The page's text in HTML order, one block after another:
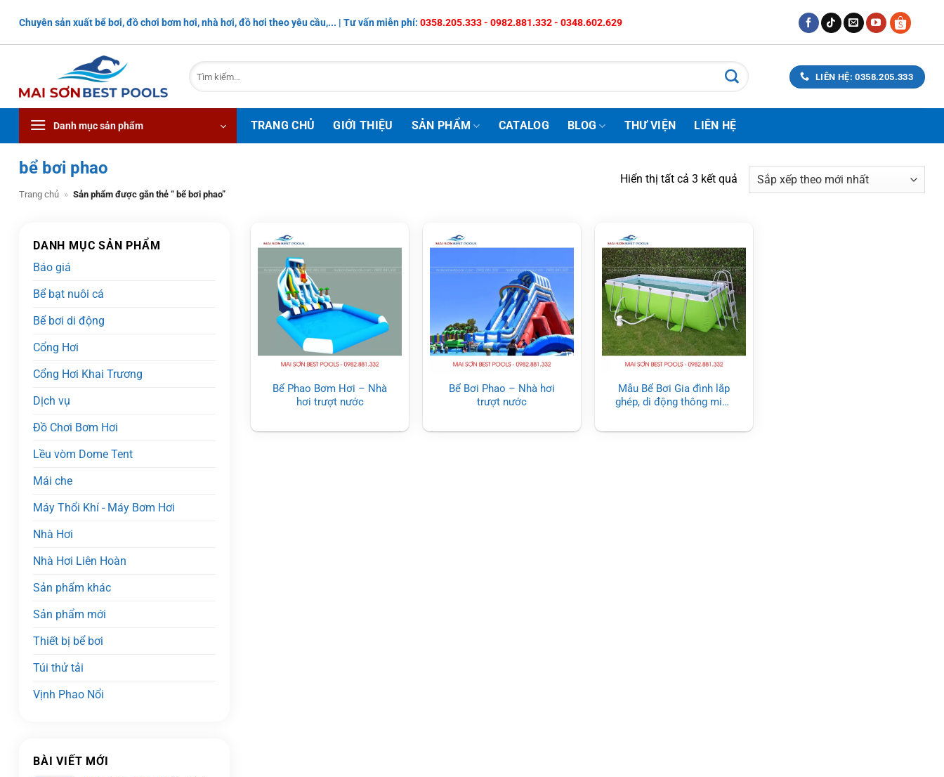
nội
Chuyên sản xuất bể bơi, đồ chơi bơm hơi, nhà hơi, đồ hơi theo yêu cầu,... | Tư vấn miễn phí: 0358.205.333 - 0982.881.332 - 0348.602.629
Tìm
kiếm:
LIÊN HỆ: 0358.205.333
Danh mục sản phẩm TRANG CHỦ GIỚI THIỆU SẢN PHẨM CATALOG BLOG THƯ VIỆN LIÊN HỆ
bể bơi phao
Trang chủ » Sản phẩm được gắn thẻ “ bể bơi phao”
Hiển thị tất cả 3 kết quảĐã
sắp
mới
nhất
DANH MỤC SẢN PHẨM
Báo giá
Bể bạt nuôi cá
Bể bơi di động
Cổng Hơi
Cổng Hơi Khai Trương
Dịch vụ
Đồ Chơi Bơm Hơi
Lều vòm Dome Tent
Mái che
Máy Thổi Khí - Máy Bơm Hơi
Nhà Hơi
Nhà Hơi Liên Hoàn
Sản phẩm khác
Sản phẩm mới
Thiết bị bể bơi
Túi thử tải
Vịnh Phao Nổi
BÀI VIẾT MỚI
Bể Phao Bơm Hơi – Nhà
hơi trượt nước
Bể Bơi Phao – Nhà hơi
trượt nước
Mẫu Bể Bơi Gia đình lắp
ghép, di động thông minh